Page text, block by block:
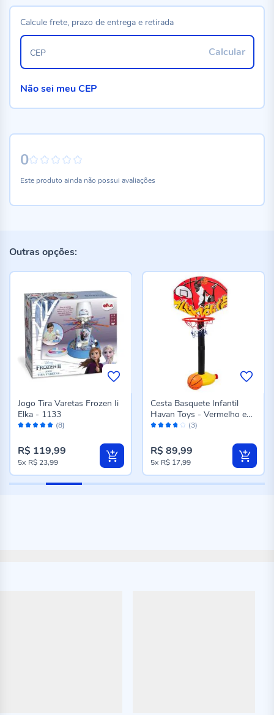
0
Este produto ainda não possui avaliações
Calcule frete, prazo de entrega e retirada
Calcular
CEP
Não sei meu CEP
Outras opções:
Avaliação: (8)
Jogo Tira Varetas Frozen Ii
Elka - 1133
R$ 119,99
5x R$ 23,99
Avaliação: (3)
Cesta Basquete Infantil
Havan Toys - Vermelho e
Laranja
R$ 89,99
5x R$ 17,99